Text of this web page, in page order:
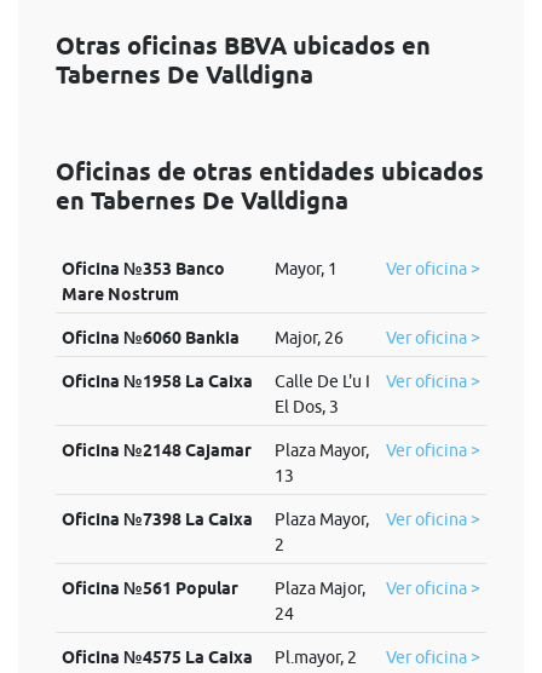
Otras oficinas BBVA ubicados en
Tabernes De Valldigna
Oficinas de otras entidades ubicados
en Tabernes De Valldigna
Oficina №353 Banco
Mare Nostrum
Mayor, 1 Ver oficina >
Oficina №6060 Bankia Major, 26 Ver oficina >
Oficina №1958 La Caixa
Calle De L'u I
El Dos, 3
Ver oficina >
Oficina №2148 Cajamar
Plaza Mayor,
13
Ver oficina >
Oficina №7398 La Caixa
Plaza Mayor,
2
Ver oficina >
Oficina №561 Popular
Plaza Major,
24
Ver oficina >
Oficina №4575 La Caixa Pl.mayor, 2 Ver oficina >